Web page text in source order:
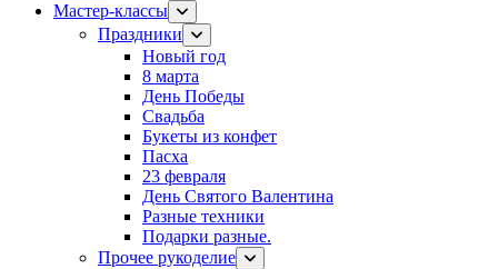
Мастер-классы
Праздники
Новый год
8 марта
День Победы
Свадьба
Букеты из конфет
Пасха
23 февраля
День Святого Валентина
Разные техники
Подарки разные.
Прочее рукоделие